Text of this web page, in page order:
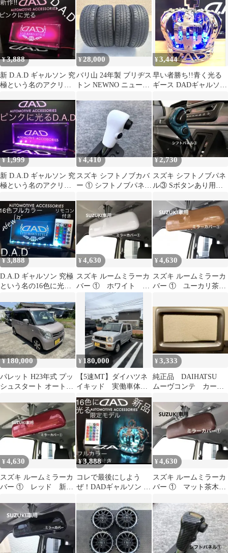
スラー
¥3,888
新 D.A.D ギャルソン 究
極という名のアクリル
¥28,000
バリ山 24年製 ブリヂス
トン NEWNO ニューノ
¥3,444
早い者勝ち!!青く光る
ギース DADギャルソン
USB電源
¥1,999
新 D.A.D ギャルソン 究
極という名のアクリル
LED
¥4,410
スズキ シフトノブカバ
ー ① シフトノブパネ
スラー
¥2,730
スズキ シフトノブパネ
ル③ Sボタンあり用
スラー
¥3,888
D.A.D ギャルソン 究極
という名の16色に光る
モコン付
¥4,630
スズキ ルームミラーカ
バー ① ホワイト 新
型ジムニー 初代 ハ
スラー
¥4,630
スズキ ルームミラーカ
バー ① ユーカリ茶木
代 ハスラー
¥180,000
パレット H23年式 プッ
シュスタート オートエ
ーンetc
¥ 180,000
【5速MT】ダイハツネ
イキッド 実働車体
車検1年強ETC有 東京
近辺発
¥3,333
純正品 DAIHATSU
ムーヴコンテ カーナ
¥4,630
スズキ ルームミラーカ
バー ① レッド 新型
ラー
¥3,888
コレで最後にしよう
ぜ！DADギャルソン 16
リモコン付き
¥4,630
スズキ ルームミラーカ
バー ① マット茶木
代 ハスラー